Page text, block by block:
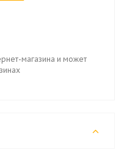
магазина и может